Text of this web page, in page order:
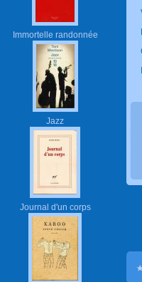
Immortelle randonnée
Jazz
Journal d'un corps